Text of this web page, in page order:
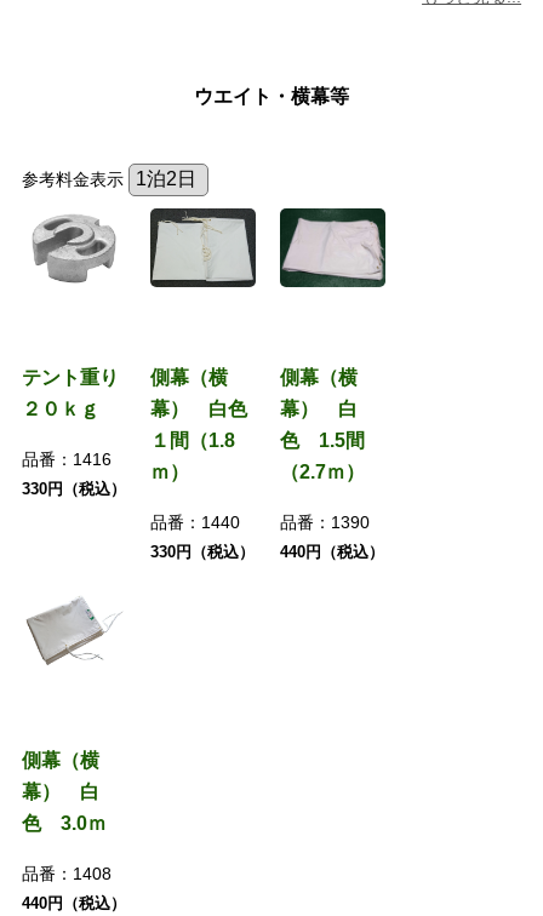
ウエイト・横幕等
参考料金表示
テント重り
２０ｋｇ
品番： 1416
330円（税込）
側幕（横
幕） 白色
１間（1.8
ｍ）
品番： 1440
330円（税込）
側幕（横
幕） 白
色 1.5間
（2.7ｍ）
品番： 1390
440円（税込）
側幕（横
幕） 白
色 3.0ｍ
品番： 1408
440円（税込）